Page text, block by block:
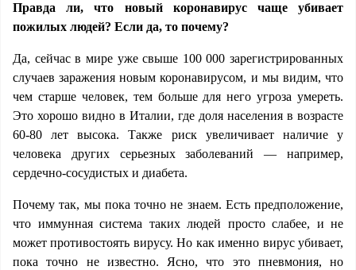
Правда ли, что новый коронавирус чаще убивает
пожилых людей? Если да, то почему?
Да, сейчас в мире уже свыше 100 000 зарегистрированных
случаев заражения новым коронавирусом, и мы видим, что
чем старше человек, тем больше для него угроза умереть.
Это хорошо видно в Италии, где доля населения в возрасте
60-80 лет высока. Также риск увеличивает наличие у
человека других серьезных заболеваний — например,
сердечно-сосудистых и диабета.
Почему так, мы пока точно не знаем. Есть предположение,
что иммунная система таких людей просто слабее, и не
может противостоять вирусу. Но как именно вирус убивает,
пока точно не известно. Ясно, что это пневмония, но